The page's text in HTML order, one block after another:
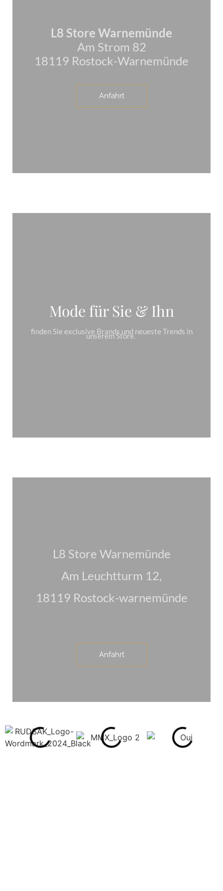
L8 Store Warnemünde
Am Strom 82
18119 Rostock-Warnemünde
Anfahrt
Mode für Sie & Ihn
finden Sie exclusive Brands und neueste Trends in
unserem Store.
L8 Store Warnemünde
Am Leuchtturm 12,
18119 Rostock-warnemünde
Anfahrt